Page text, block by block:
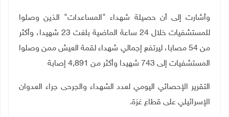
وأشارت إلى أن حصيلة شهداء "المساعدات" الذين وصلوا
للمستشفيات خلال 24 ساعة الماضية بلغت 23 شهيدا، وأكثر
من 54 مصابا، ليرتفع إجمالي شهداء لقمة العيش ممن وصلوا
المستشفيات إلى 743 شهيدا وأكثر من 4,891 إصابة
التقرير الإحصائي اليومي لعدد الشهداء والجرحى جراء العدوان
الإسرائيلي على قطاع غزة.